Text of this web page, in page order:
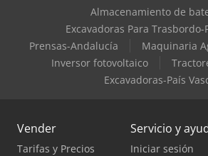
Almacenamiento de
Excavadoras Para Trasbordo-
Prensas-Andalucía
Maquinaria
Inversor fotovoltaico
Excavadoras-País
Vender
Tarifas y Precios
Servicio y
Iniciar sesión